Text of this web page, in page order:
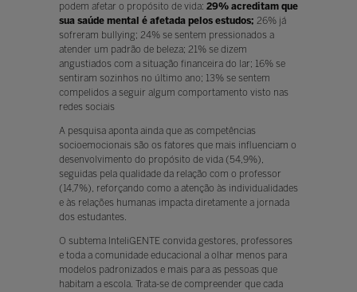
podem afetar o propósito de vida: 29% acreditam que
sua saúde mental é afetada pelos estudos; 26% já
sofreram bullying; 24% se sentem pressionados a
atender um padrão de beleza; 21% se dizem
angustiados com a situação financeira do lar; 16% se
sentiram sozinhos no último ano; 13% se sentem
compelidos a seguir algum comportamento visto nas
redes sociais
A pesquisa aponta ainda que as competências
socioemocionais são os fatores que mais influenciam o
desenvolvimento do propósito de vida (54,9%),
seguidas pela qualidade da relação com o professor
(14,7%), reforçando como a atenção às individualidades
e às relações humanas impacta diretamente a jornada
dos estudantes.
O subtema InteliGENTE convida gestores, professores
e toda a comunidade educacional a olhar menos para
modelos padronizados e mais para as pessoas que
habitam a escola. Trata-se de compreender que cada